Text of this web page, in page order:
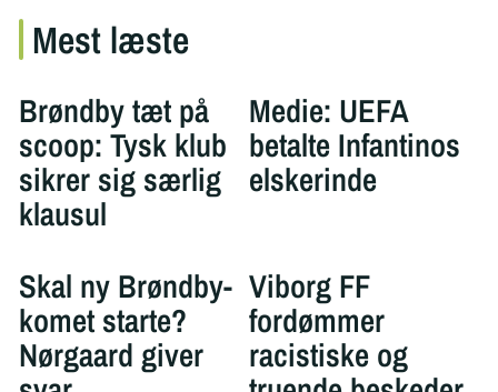
Mest læste
Brøndby tæt på
scoop: Tysk klub
sikrer sig særlig
klausul
Medie: UEFA
betalte Infantinos
elskerinde
Skal ny Brøndby-
komet starte?
Nørgaard giver
Viborg FF
fordømmer
racistiske og